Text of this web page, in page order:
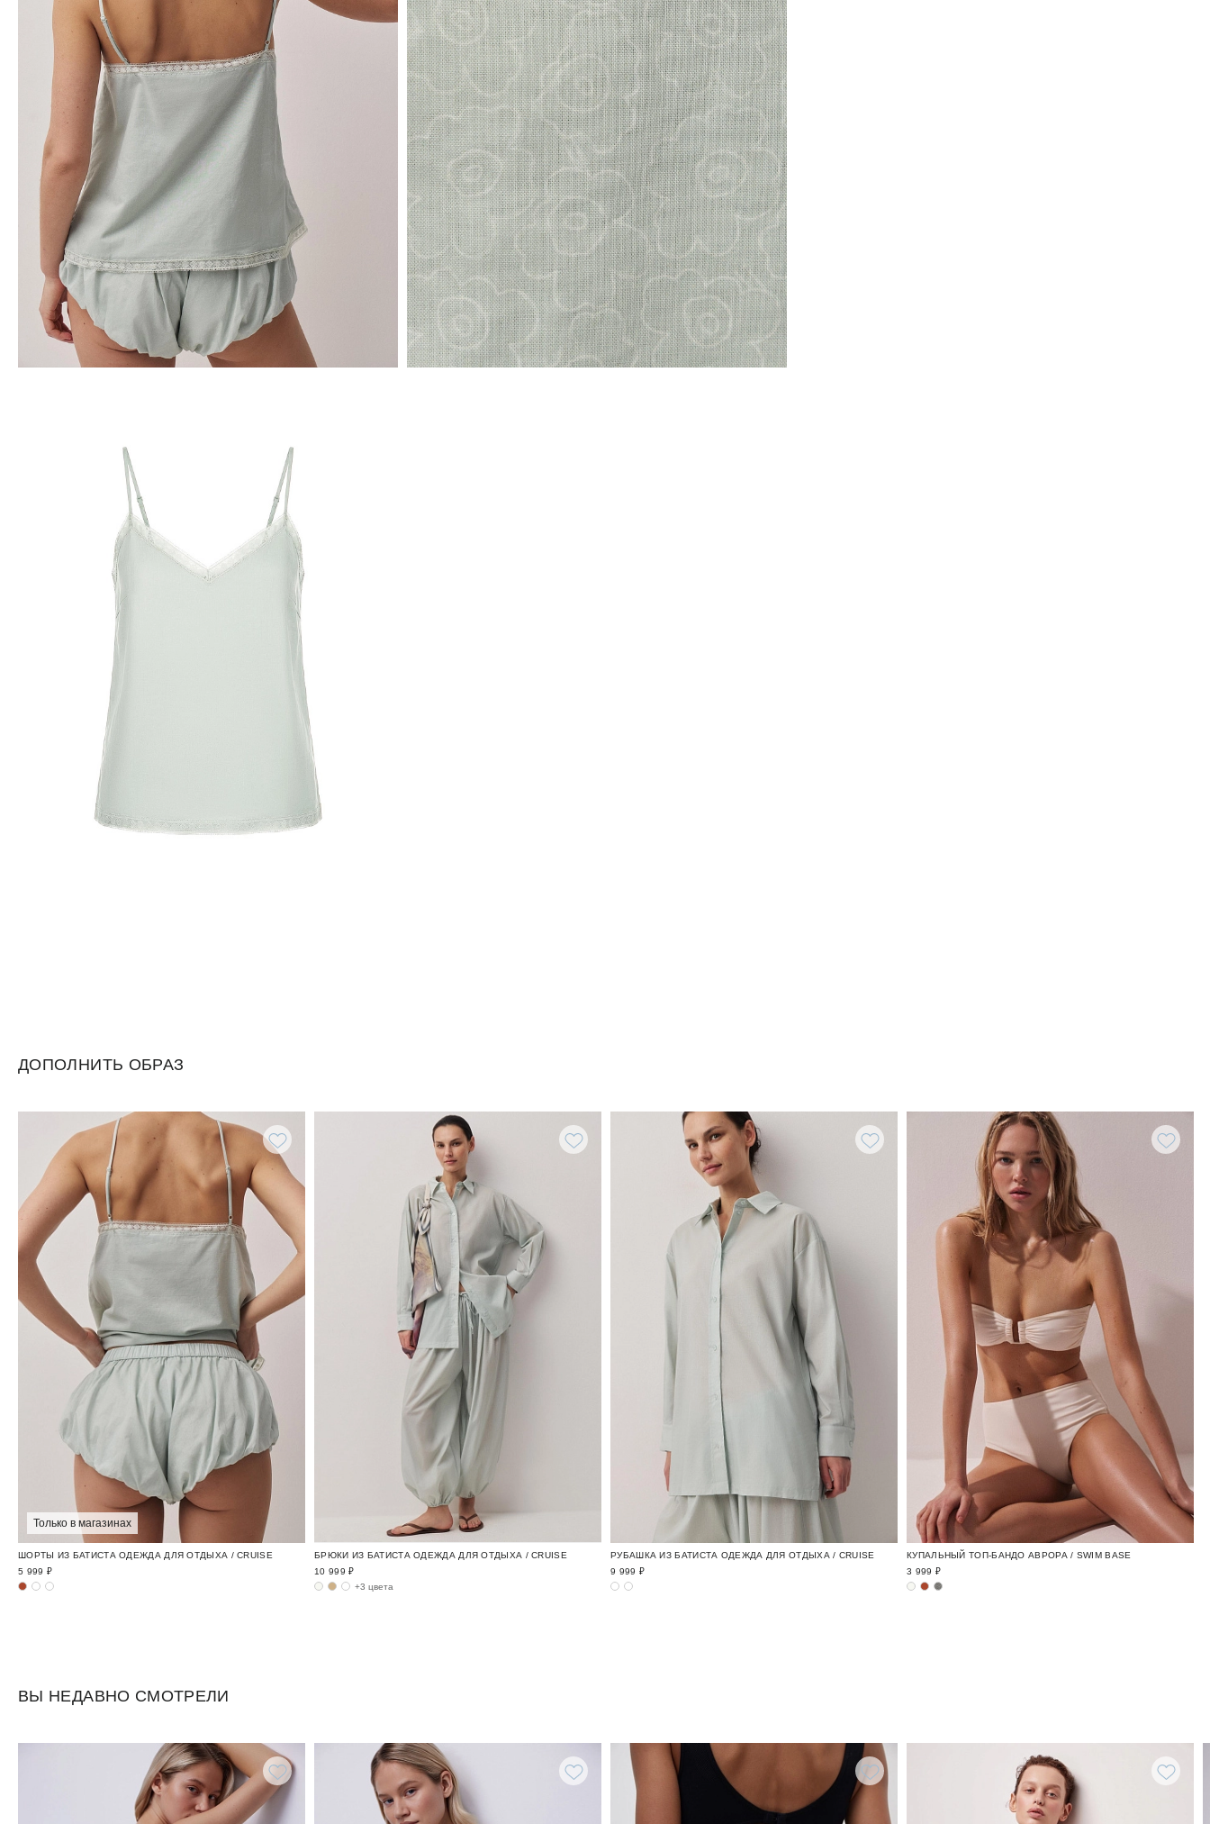
ДОПОЛНИТЬ ОБРАЗ
Только в магазинах
ШОРТЫ ИЗ БАТИСТА ОДЕЖДА ДЛЯ ОТДЫХА / CRUISE
5 999 ₽
БРЮКИ ИЗ БАТИСТА ОДЕЖДА ДЛЯ ОТДЫХА / CRUISE
10 999 ₽
+3 цвета
РУБАШКА ИЗ БАТИСТА ОДЕЖДА ДЛЯ ОТДЫХА / CRUISE
9 999 ₽
КУПАЛЬНЫЙ ТОП-БАНДО АВРОРА / SWIM BASE
3 999 ₽
ВЫ НЕДАВНО СМОТРЕЛИ